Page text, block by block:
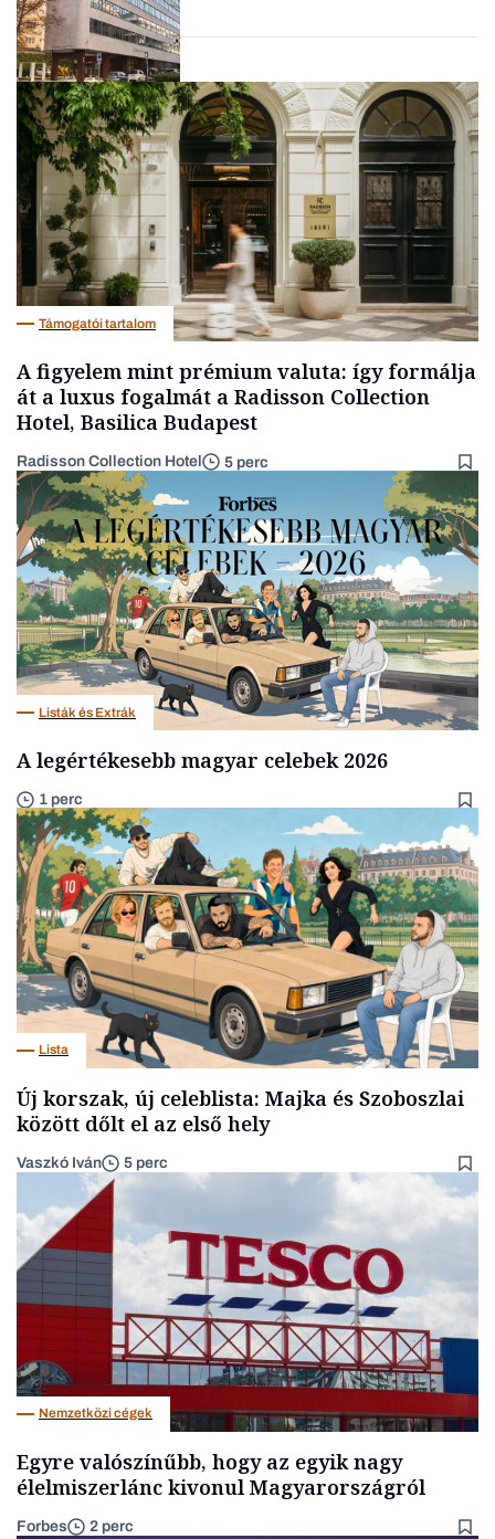
Társadalom
Támogatói tartalom
A figyelem mint prémium valuta: így formálja
át a luxus fogalmát a Radisson Collection
Hotel, Basilica Budapest
Radisson Collection Hotel 5 perc
Listák és Extrák
A legértékesebb magyar celebek 2026
1 perc
Lista
Új korszak, új celeblista: Majka és Szoboszlai
között dőlt el az első hely
Vaszkó Iván 5 perc
Nemzetközi cégek
Egyre valószínűbb, hogy az egyik nagy
élelmiszerlánc kivonul Magyarországról
Forbes 2 perc